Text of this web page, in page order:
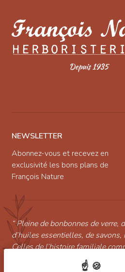
NEWSLETTER
Abonnez-vous et recevez en
exclusivité les bons plans de
François Nature
“ Pleine de bonbonnes de verre,
d’huiles essentielles, de
Celles de l’histoire familiale
continuée par Marcelle puis